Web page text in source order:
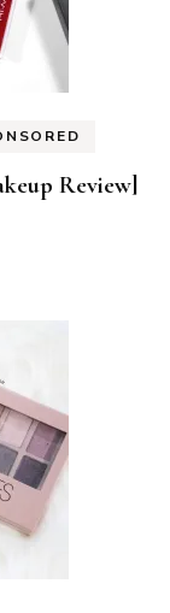
Review]